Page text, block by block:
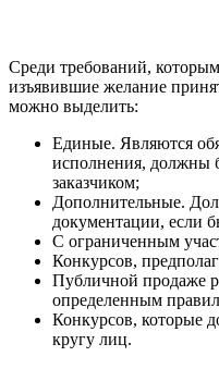
Среди требований,
изъявившие желание
можно выделить:
Единые. Являются
исполнения, должны
заказчиком;
Дополнительные.
документации, если
С ограниченным
Конкурсов,
Публичной продаже
определенным
Конкурсов, которые
кругу лиц.